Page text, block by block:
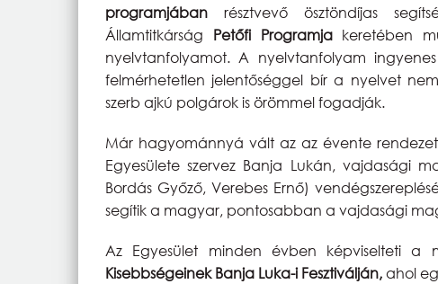
programjában résztvevő ösztöndíjas
Államtitkárság Petőfi Programjakeretében
nyelvtanfolyamot. A nyelvtanfolyam
felmérhetetlen jelentőséggel bír a nyelvet
szerb ajkú polgárok is örömmel fogadják.
Már hagyománnyá vált az az évente
Egyesülete szervez Banja Lukán, vajdasági
Bordás Győző, Verebes Ernő)
segítik a magyar, pontosabban a vajdasági
Az Egyesület minden évben képviselteti a
Kisebbségeinek Banja Luka-i Fesztiválján,ahol